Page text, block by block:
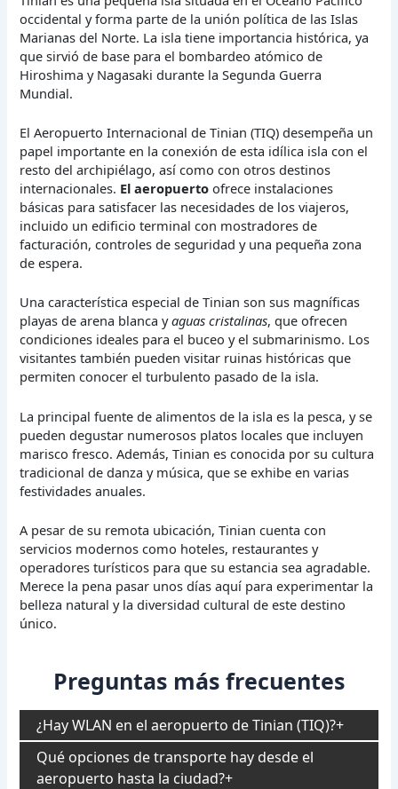
occidental y forma parte de la unión política de las Islas
Marianas del Norte. La isla tiene importancia histórica, ya
que sirvió de base para el bombardeo atómico de
Hiroshima y Nagasaki durante la Segunda Guerra
Mundial.
El Aeropuerto Internacional de Tinian (TIQ) desempeña un
papel importante en la conexión de esta idílica isla con el
resto del archipiélago, así como con otros destinos
internacionales. El aeropuerto ofrece instalaciones
básicas para satisfacer las necesidades de los viajeros,
incluido un edificio terminal con mostradores de
facturación, controles de seguridad y una pequeña zona
de espera.
Una característica especial de Tinian son sus magníficas
playas de arena blanca yaguas cristalinas, que ofrecen
condiciones ideales para el buceo y el submarinismo. Los
visitantes también pueden visitar ruinas históricas que
permiten conocer el turbulento pasado de la isla.
La principal fuente de alimentos de la isla es la pesca, y se
pueden degustar numerosos platos locales que incluyen
marisco fresco. Además, Tinian es conocida por su cultura
tradicional de danza y música, que se exhibe en varias
festividades anuales.
A pesar de su remota ubicación, Tinian cuenta con
servicios modernos como hoteles, restaurantes y
operadores turísticos para que su estancia sea agradable.
Merece la pena pasar unos días aquí para experimentar la
belleza natural y la diversidad cultural de este destino
único.
Preguntas más frecuentes
¿Hay WLAN en el aeropuerto de Tinian (TIQ)?
Qué opciones de transporte hay desde el
aeropuerto hasta la ciudad?